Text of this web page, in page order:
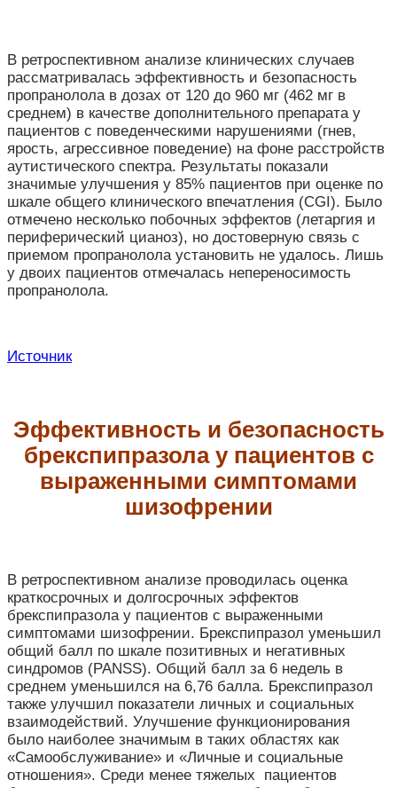
В ретроспективном анализе клинических случаев
рассматривалась эффективность и безопасность
пропранолола в дозах от 120 до 960 мг (462 мг в
среднем) в качестве дополнительного препарата у
пациентов с поведенческими нарушениями (гнев,
ярость, агрессивное поведение) на фоне расстройств
аутистического спектра. Результаты показали
значимые улучшения у 85% пациентов при оценке по
шкале общего клинического впечатления (CGI). Было
отмечено несколько побочных эффектов (летаргия и
периферический цианоз), но достоверную связь с
приемом пропранолола установить не удалось. Лишь
у двоих пациентов отмечалась непереносимость
пропранолола.
Источник
Эффективность и безопасность
брекспипразола у пациентов с
выраженными симптомами
шизофрении
В ретроспективном анализе проводилась оценка
краткосрочных и долгосрочных эффектов
брекспипразола у пациентов с выраженными
симптомами шизофрении. Брекспипразол уменьшил
общий балл по шкале позитивных и негативных
синдромов (PANSS). Общий балл за 6 недель в
среднем уменьшился на 6,76 балла. Брекспипразол
также улучшил показатели личных и социальных
взаимодействий. Улучшение функционирования
было наиболее значимым в таких областях как
«Самообслуживание» и «Личные и социальные
отношения». Среди менее тяжелых пациентов